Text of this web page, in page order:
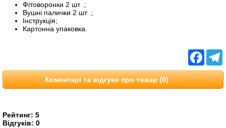
Фітоворонки 2 шт .;
Вушні палички 2 шт .;
Інструкція;
Картонна упаковка.
Коментарі та відгуки про товар (0)
Рейтинг: 5
Відгуків: 0